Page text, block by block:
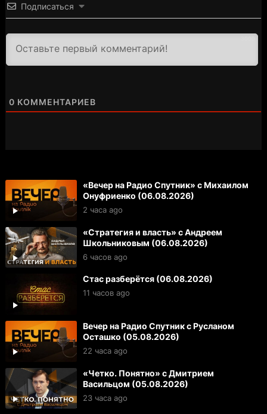
Подписаться
0 КОММЕНТАРИЕВ
«Вечер на Радио Спутник» с Михаилом
Онуфриенко (06.08.2026)
2 часа ago
«Стратегия и власть» с Андреем
Школьниковым (06.08.2026)
6 часов ago
Стас разберётся (06.08.2026)
11 часов ago
Вечер на Радио Спутник с Русланом
Осташко (05.08.2026)
22 часа ago
«Четко. Понятно» с Дмитрием
Васильцом (05.08.2026)
23 часа ago